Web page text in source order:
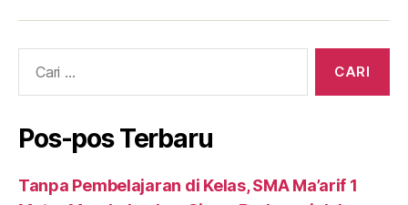
Pos-pos Terbaru
Tanpa Pembelajaran di Kelas, SMA Ma’arif 1